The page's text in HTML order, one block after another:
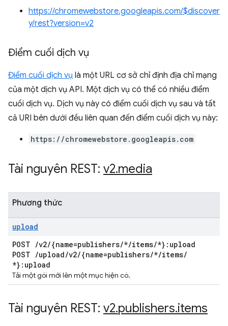
https://chromewebstore.googleapis.com/$discover
y/rest?version=v2
Điểm cuối dịch vụ
Điểm cuối dịch vụ là một URL cơ sở chỉ định địa chỉ mạng
của một dịch vụ API. Một dịch vụ có thể có nhiều điểm
cuối dịch vụ. Dịch vụ này có điểm cuối dịch vụ sau và tất
cả URI bên dưới đều liên quan đến điểm cuối dịch vụ này:
https://chromewebstore.googleapis.com
Tài nguyên REST: v2.media
Phương thức
upload
POST /v2/{name=publishers/*/items/*}:upload
POST /upload/v2/{name=publishers/*/items/
*}:upload
Tải một gói mới lên một mục hiện có.
Tài nguyên REST: v2.publishers.items